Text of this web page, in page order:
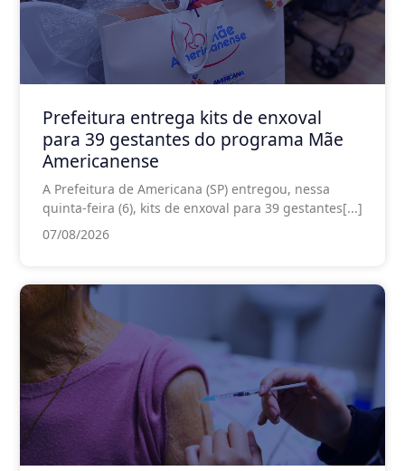
Prefeitura entrega kits de enxoval
para 39 gestantes do programa Mãe
Americanense
A Prefeitura de Americana (SP) entregou, nessa
quinta-feira (6), kits de enxoval para 39 gestantes[...]
07/08/2026